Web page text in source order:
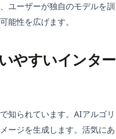
ユーザーが独自のモデルを訓
能性を広げます。
やすいインター
知られています。AIアルゴリ
ージを生成します。活気にあ